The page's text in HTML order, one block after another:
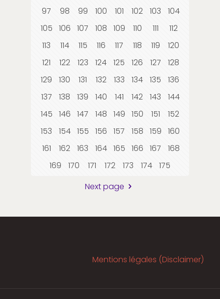
97
98 99 100 101 102 103
104
105
106 107 108 109 110 111
112
113
114 115 116 117 118 119
120
121
122 123 124 125 126 127
128
129
130 131 132 133 134 135
136
137
138 139 140 141 142 143
144
145
146 147 148 149 150 151
152
153
154 155 156 157 158 159
160
161
162 163 164 165 166 167
168
169
170 171 172 173 174
175
Next page
Mentions légales (Disclaimer)